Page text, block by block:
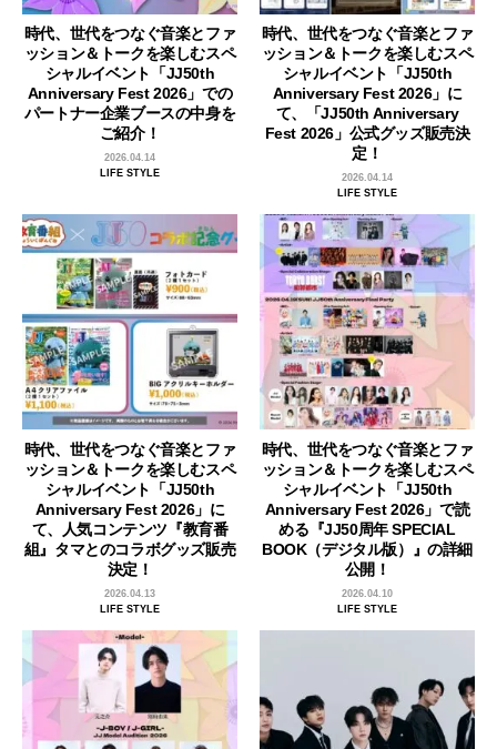
時代、世代をつなぐ音楽とファ
ッション＆トークを楽しむスペ
シャルイベント「JJ50th
Anniversary Fest 2026」での
パートナー企業ブースの中身を
ご紹介！
2026.04.14
LIFE STYLE
時代、世代をつなぐ音楽とファ
ッション＆トークを楽しむスペ
シャルイベント「JJ50th
Anniversary Fest 2026」に
て、「JJ50th Anniversary
Fest 2026」公式グッズ販売決
定！
2026.04.14
LIFE STYLE
時代、世代をつなぐ音楽とファ
ッション＆トークを楽しむスペ
シャルイベント「JJ50th
Anniversary Fest 2026」に
て、人気コンテンツ『教育番
組』タマとのコラボグッズ販売
決定！
2026.04.13
LIFE STYLE
時代、世代をつなぐ音楽とファ
ッション＆トークを楽しむスペ
シャルイベント「JJ50th
Anniversary Fest 2026」で読
める『JJ50周年 SPECIAL
BOOK（デジタル版）』の詳細
公開！
2026.04.10
LIFE STYLE